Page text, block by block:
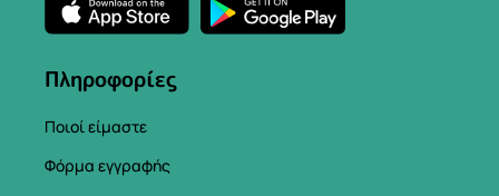
Πληροφορίες
Ποιοί είμαστε
Φόρμα εγγραφής